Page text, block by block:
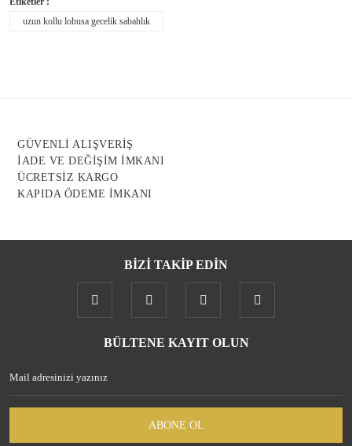
uzun kollu lohusa gecelik sabahlık
GÜVENLİ ALIŞVERİŞ
İADE VE DEĞİŞİM İMKANI
ÜCRETSİZ KARGO
KAPIDA ÖDEME İMKANI
BİZİ TAKİP EDİN
BÜLTENE KAYIT OLUN
ABONE OL